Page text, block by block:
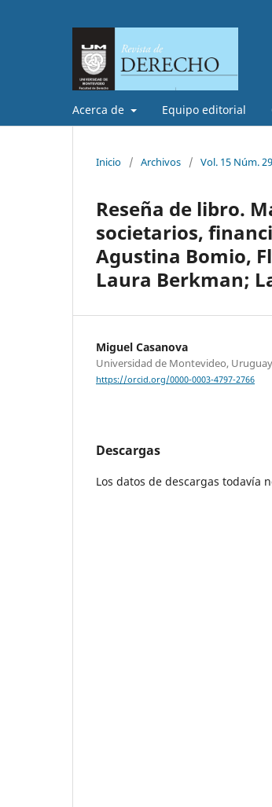
Acerca de Equipo editorial
Inicio / Archivos / Vol. 15 Núm.
Reseña de libro.
societarios,
Agustina Bomio,
Laura Berkman;
Miguel Casanova
Universidad de Montevideo, Uruguay
https://orcid.org/0000-0003-4797-2766
Descargas
Los datos de descargas todavía